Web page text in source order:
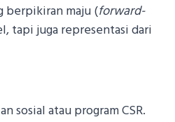
berpikiran maju (forward-
tapi juga representasi dari
sosial atau program CSR.